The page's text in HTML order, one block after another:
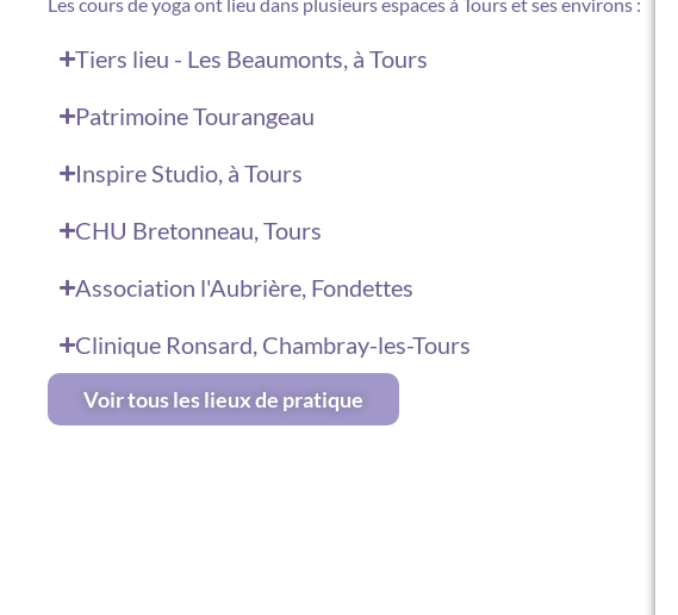
Tiers lieu - Les Beaumonts, à Tours
Patrimoine Tourangeau
Inspire Studio, à Tours
CHU Bretonneau, Tours
Association l'Aubrière, Fondettes
Clinique Ronsard, Chambray-les-Tours
Voir tous les lieux de pratique